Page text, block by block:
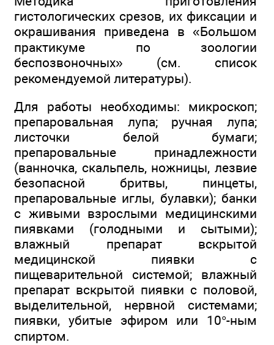
гистологических срезов, их фиксации и
окрашивания приведена в «Большом
практикуме по зоологии
беспозвоночных» (см. список
рекомендуемой литературы).
Для работы необходимы: микроскоп;
препаровальная лупа; ручная лупа;
листочки белой бумаги;
препаровальные принадлежности
(ванночка, скальпель, ножницы, лезвие
безопасной бритвы, пинцеты,
препаровальные иглы, булавки); банки
с живыми взрослыми медицинскими
пиявками (голодными и сытыми);
влажный препарат вскрытой
медицинской пиявки с
пищеварительной системой; влажный
препарат вскрытой пиявки с половой,
выделительной, нервной системами;
пиявки, убитые эфиром или 10°-ным
спиртом.